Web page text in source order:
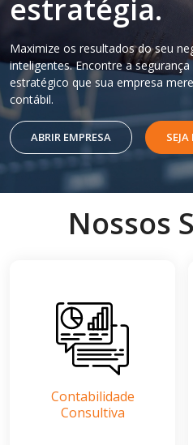
estratégia.
Maximize os resultados do seu
inteligentes. Encontre a
estratégico que sua empresa
contábil.
ABRIR EMPRESA
Nossos
Contabilidade
Consultiva